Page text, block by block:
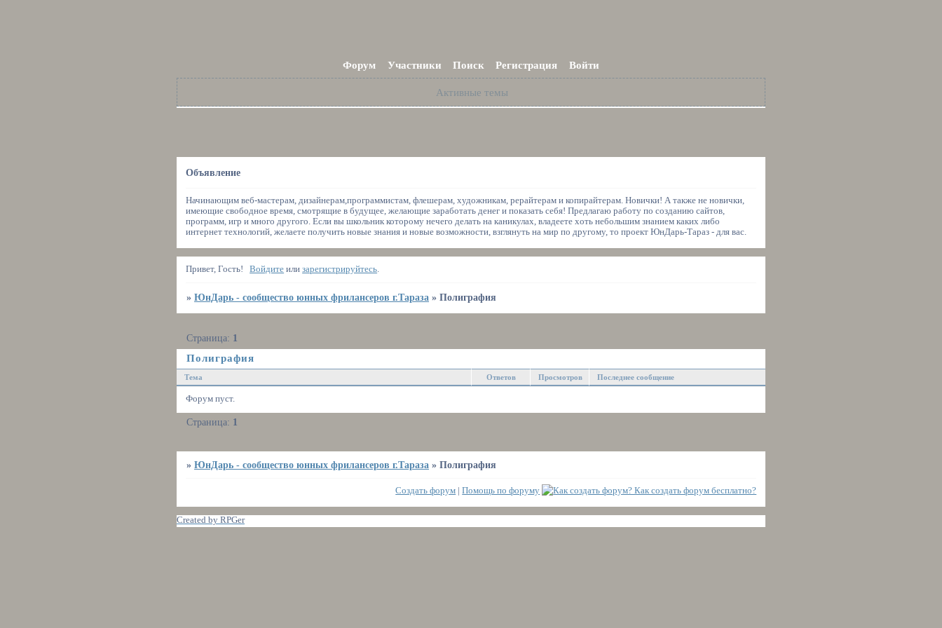
Форум Участники Поиск Регистрация Войти
Активные темы
Объявление
Начинающим веб-мастерам, дизайнерам,программистам, флешерам, художникам, рерайтерам и копирайтерам. Новички! А также не новички,
имеющие свободное время, смотрящие в будущее, желающие заработать денег и показать себя! Предлагаю работу по созданию сайтов,
программ, игр и много другого. Если вы школьник которому нечего делать на каникулах, владеете хоть небольшим знанием каких либо
интернет технологий, желаете получить новые знания и новые возможности, взглянуть на мир по другому, то проект ЮнДарь-Тараз - для вас.
Привет, Гость! Войдите илизарегистрируйтесь
»ЮнДарь - сообщество юнных фрилансеров г.Тараза »Полиграфия
Полиграфия
Страница: 1
Тема Ответов Просмотров Последнее сообщение
Форум пуст.
Страница: 1
»ЮнДарь - сообщество юнных фрилансеров г.Тараза »Полиграфия
Создать форум |Помощь по форуму
Created by RPGer